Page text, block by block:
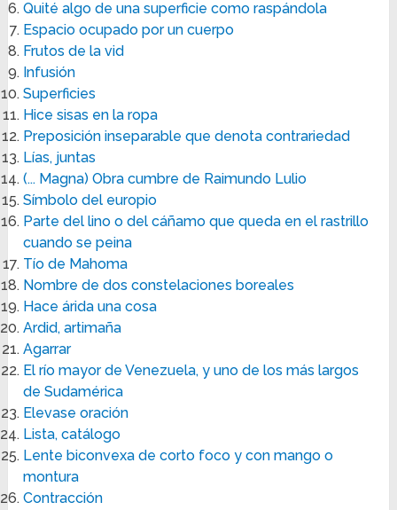
Quité algo de una superficie como raspándola
Espacio ocupado por un cuerpo
Frutos de la vid
Infusión
Superficies
Hice sisas en la ropa
Preposición inseparable que denota contrariedad
Lías, juntas
(... Magna) Obra cumbre de Raimundo Lulio
Símbolo del europio
Parte del lino o del cáñamo que queda en el rastrillo
cuando se peina
Tío de Mahoma
Nombre de dos constelaciones boreales
Hace árida una cosa
Ardid, artimaña
Agarrar
El río mayor de Venezuela, y uno de los más largos
de Sudamérica
Elevase oración
Lista, catálogo
Lente biconvexa de corto foco y con mango o
montura
Contracción